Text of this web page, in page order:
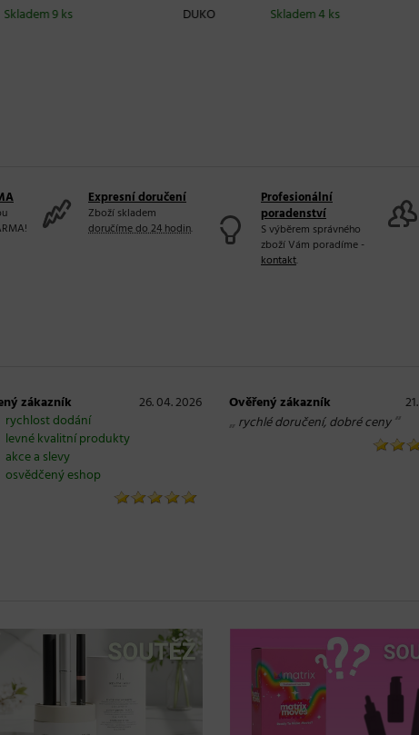
DUKO
9 ks Skladem 4 ks
Expresní doručení
Zboží skladem
doručíme do 24 hodin.
Profesionální
poradenství
S výběrem správného
zboží Vám poradíme -
kontakt.
zákazník 26. 04. 2026
rychlost dodání
levné kvalitní produkty
akce a slevy
osvědčený eshop
Ověřený zákazník
„ rychlé doručení, dobré ceny“